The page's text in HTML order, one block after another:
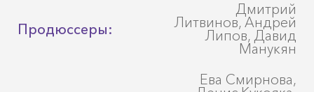
Продюссеры:
Дмитрий
Литвинов, Андрей
Липов, Давид
Манукян
Ева Смирнова,